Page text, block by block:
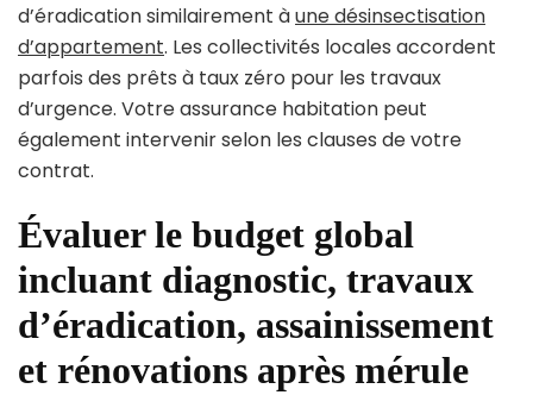
d’éradication similairement àune désinsectisation
d’appartement. Les collectivités locales accordent
parfois des prêts à taux zéro pour les travaux
d’urgence. Votre assurance habitation peut
également intervenir selon les clauses de votre
contrat.
Évaluer le budget global
incluant diagnostic, travaux
d’éradication, assainissement
et rénovations après mérule